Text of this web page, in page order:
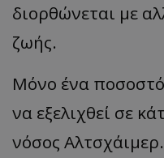
διορθώνεται με
ζωής.
Μόνο ένα
να εξελιχθεί σε
νόσος